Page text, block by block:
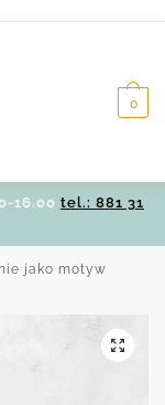
0
16.00 tel.: 881 31
jako motyw